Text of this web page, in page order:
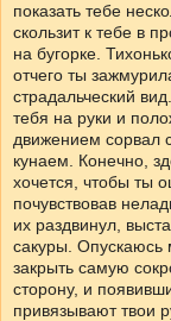
показать тебе
скользит к тебе в
на бугорке.
отчего ты
страдальческий
тебя на руки и
движением сорвал
кунаем. Конечно,
хочется, чтобы ты
почувствовав
их раздвинул,
сакуры.
закрыть самую
сторону, и
привязывают твои